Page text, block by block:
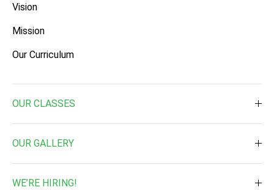
Vision
Mission
Our Curriculum
OUR CLASSES
Pre-Nursery
OUR GALLERY
WE’RE HIRING!